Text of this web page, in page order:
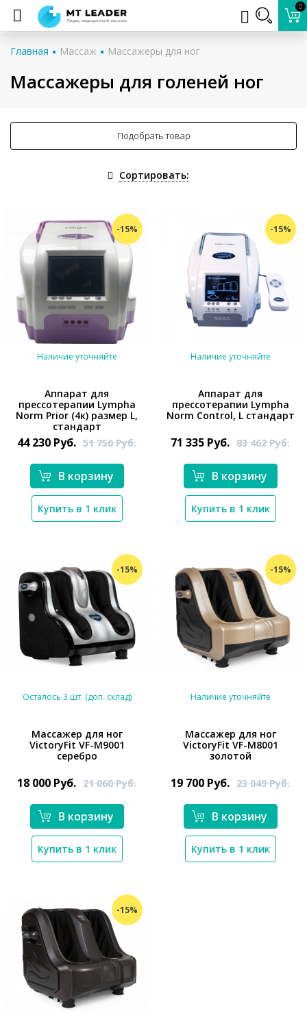
0
Главная Массаж Массажеры для ног
Массажеры для голеней ног
Подобрать товар
Сортировать:
-15%
*}
Наличие уточняйте
Аппарат для
прессотерапии Lympha
Norm Prior (4к) размер L,
стандарт
44 230 Руб. 51 750Руб.
В корзину
Купить в 1 клик
-15%
*}
Наличие уточняйте
Аппарат для
прессотерапии Lympha
Norm Control, L стандарт
71 335 Руб. 83 462Руб.
В корзину
Купить в 1 клик
-15%
*}
Осталось 3 шт. (доп. склад)
Массажер для ног
VictoryFit VF-M9001
серебро
18 000 Руб. 21 060Руб.
В корзину
Купить в 1 клик
-15%
*}
Наличие уточняйте
Массажер для ног
VictoryFit VF-M8001
золотой
19 700 Руб. 23 049Руб.
В корзину
Купить в 1 клик
-15%